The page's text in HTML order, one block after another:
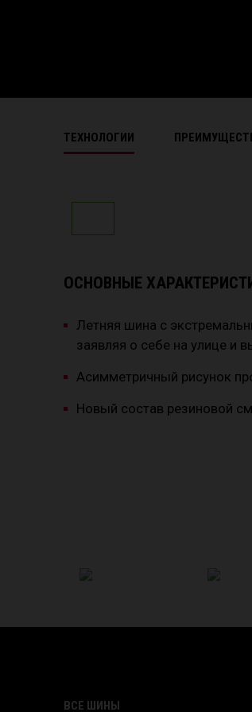
ТЕХНОЛОГИИ
ОСНОВНЫЕ
Летняя шина с
заявляя о себе на улице и
Асимметричный рисунок
Новый состав резиновой
ВСЕ ШИНЫ